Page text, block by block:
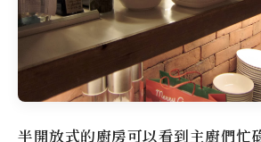
半開放式的廚房可以看到主廚們忙